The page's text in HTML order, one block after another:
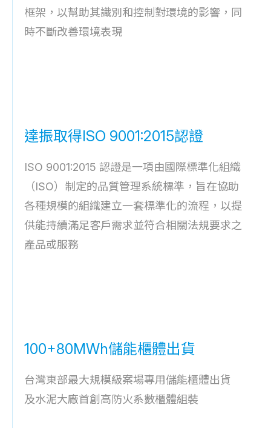
框架，以幫助其識別和控制對環境的影響，同
時不斷改善環境表現
達振取得ISO 9001:2015認證
ISO 9001:2015 認證是一項由國際標準化組織
（ISO）制定的品質管理系統標準，旨在協助
各種規模的組織建立一套標準化的流程，以提
供能持續滿足客戶需求並符合相關法規要求之
產品或服務
100+80MWh儲能櫃體出貨
台灣東部最大規模級案場專用儲能櫃體出貨
及水泥大廠首創高防火系數櫃體組裝